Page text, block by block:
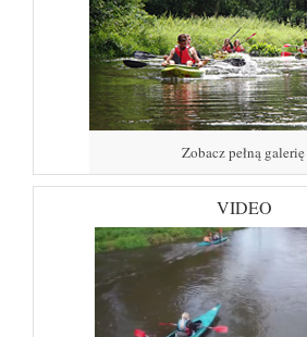
Zobacz pełną galerię
VIDEO